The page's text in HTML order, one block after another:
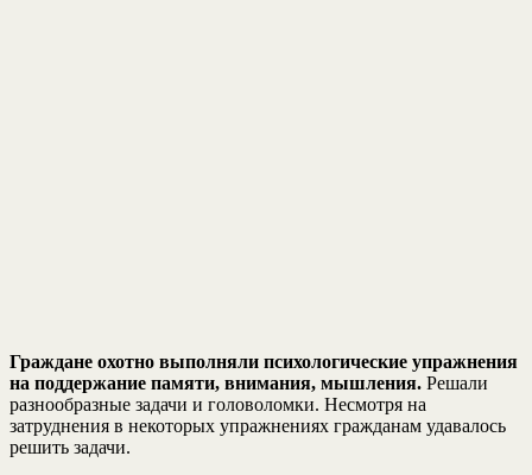
Граждане охотно выполняли психологические упражнения
на поддержание памяти, внимания, мышления. Решали
разнообразные задачи и головоломки. Несмотря на
затруднения в некоторых упражнениях гражданам удавалось
решить задачи.